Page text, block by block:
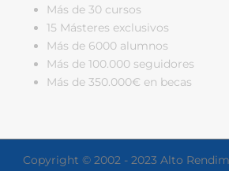
Más de 30 cursos
15 Másteres exclusivos
Más de 6000 alumnos
Más de 100.000 seguidores
Más de 350.000€ en becas
Copyright © 2002 - 2023 Alto